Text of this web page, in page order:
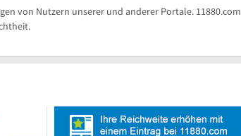
von Nutzern unserer und anderer Portale. 11880.com